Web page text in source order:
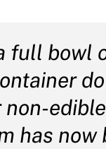
full bowl
non-
has now